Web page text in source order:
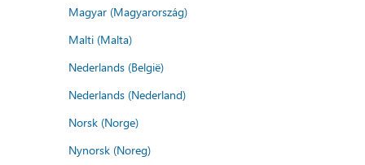
Magyar (Magyarország)
Malti (Malta)
Nederlands (België)
Nederlands (Nederland)
Norsk (Norge)
Nynorsk (Noreg)